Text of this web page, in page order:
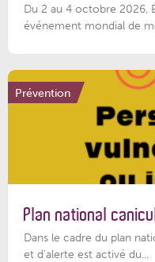
Du 2 au 4 octobre 2026,
événement mondial de
Prévention
Plan national
Dans le cadre du plan
et d’alerte est activé du...